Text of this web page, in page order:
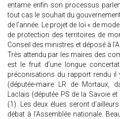
entame enfin son processus
tout cas le souhait du
de l’année. Le projet de loi « de
de protection des territoires de
Conseil des ministres et déposé à
Très attendu par les maires des
est le fruit d’une longue
préconisations du rapport rendu il
(députée-maire LR de Mortaux,
Laclais (députée PS de la Savoie
(1). Les deux élues seront
débat à l’Assemblée nationale.